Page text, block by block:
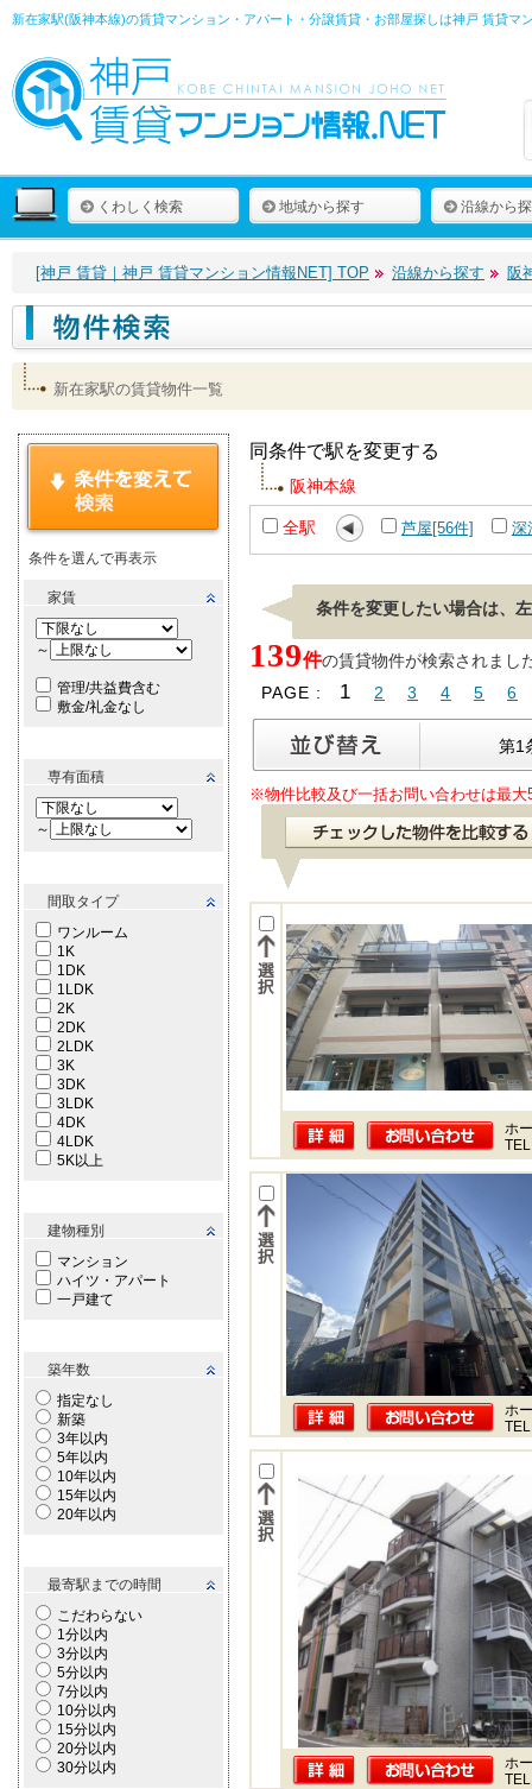
新在家駅(阪神本線)の賃貸マンション・アパート・分譲賃貸・お部屋探しは神戸 賃貸マ
くわしく検索 地域から探す 沿線から
[神戸 賃貸｜神戸 賃貸マンション情報NET] TOP 沿線から探す 阪
新在家駅の賃貸物件一覧
条件を選んで再表示
家賃
～
管理/共益費含む
敷金/礼金なし
専有面積
～
間取タイプ
ワンルーム
1K
1DK
1LDK
2K
2DK
2LDK
3K
3DK
3LDK
4DK
4LDK
5K以上
建物種別
マンション
ハイツ・アパート
一戸建て
築年数
指定なし
新築
3年以内
5年以内
10年以内
15年以内
20年以内
最寄駅までの時間
こだわらない
1分以内
3分以内
5分以内
7分以内
10分以内
15分以内
20分以内
30分以内
同条件で駅を変更する
阪神本線
全駅 芦屋[56件] 深
条件を変更したい場合は、
139件の賃貸物件が検索されまし
PAGE :
1 2 3 4 5 6
第1
※物件比較及び一括お問い合わせは最大
ホ
ホ
ホ